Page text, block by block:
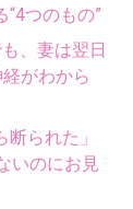
つのもの”
、妻は翌日
がわから
られた」
いのにお見